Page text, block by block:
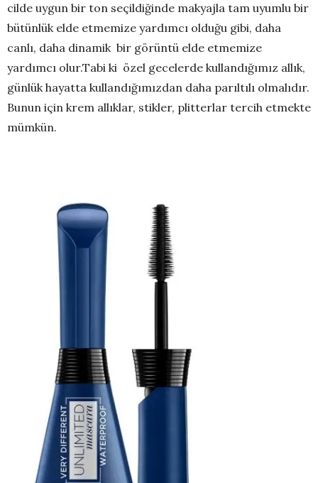
cilde uygun bir ton seçildiğinde makyajla tam uyumlu bir
bütünlük elde etmemize yardımcı olduğu gibi, daha
canlı, daha dinamik bir görüntü elde etmemize
yardımcı olur.Tabi ki özel gecelerde kullandığımız allık,
günlük hayatta kullandığımızdan daha parıltılı olmalıdır.
Bunun için krem allıklar, stikler, plitterlar tercih etmekte
mümkün.